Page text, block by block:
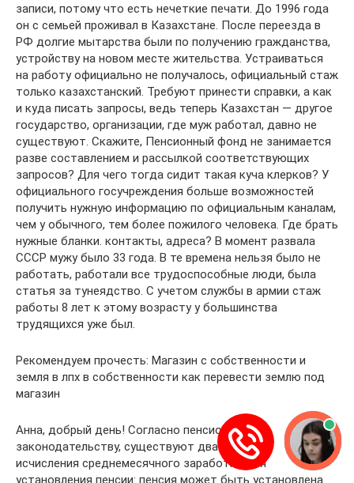
записи, потому что есть нечеткие печати. До 1996 года
он с семьей проживал в Казахстане. После переезда в
РФ долгие мытарства были по получению гражданства,
устройству на новом месте жительства. Устраиваться
на работу официально не получалось, официальный стаж
только казахстанский. Требуют принести справки, а как
и куда писать запросы, ведь теперь Казахстан — другое
государство, организации, где муж работал, давно не
существуют. Скажите, Пенсионный фонд не занимается
разве составлением и рассылкой соответствующих
запросов? Для чего тогда сидит такая куча клерков? У
официального госучреждения больше возможностей
получить нужную информацию по официальным каналам,
чем у обычного, тем более пожилого человека. Где брать
нужные бланки. контакты, адреса? В момент развала
СССР мужу было 33 года. В те времена нельзя было не
работать, работали все трудоспособные люди, была
статья за тунеядство. С учетом службы в армии стаж
работы 8 лет к этому возрасту у большинства
трудящихся уже был.
Рекомендуем прочесть: Магазин с собственности и
земля в лпх в собственности как перевести землю под
магазин
Анна, добрый день! Согласно пенсионному
законодательству, существуют два варианта
исчисления среднемесячного заработка для
установления пенсии: пенсия может быть установлена